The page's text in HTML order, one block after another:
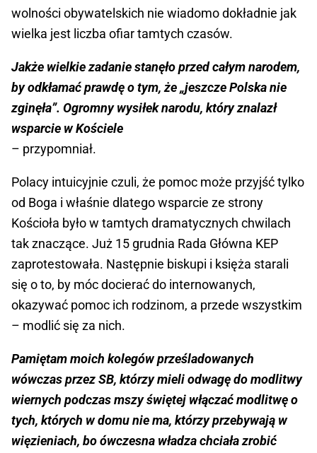
wolności obywatelskich nie wiadomo dokładnie jak
wielka jest liczba ofiar tamtych czasów.
Jakże wielkie zadanie stanęło przed całym narodem,
by odkłamać prawdę o tym, że „jeszcze Polska nie
zginęła”. Ogromny wysiłek narodu, który znalazł
wsparcie w Kościele
– przypomniał.
Polacy intuicyjnie czuli, że pomoc może przyjść tylko
od Boga i właśnie dlatego wsparcie ze strony
Kościoła było w tamtych dramatycznych chwilach
tak znaczące. Już 15 grudnia Rada Główna KEP
zaprotestowała. Następnie biskupi i księża starali
się o to, by móc docierać do internowanych,
okazywać pomoc ich rodzinom, a przede wszystkim
– modlić się za nich.
Pamiętam moich kolegów prześladowanych
wówczas przez SB, którzy mieli odwagę do modlitwy
wiernych podczas mszy świętej włączać modlitwę o
tych, których w domu nie ma, którzy przebywają w
więzieniach, bo ówczesna władza chciała zrobić